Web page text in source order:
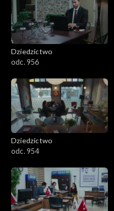
Dziedzictwo
odc. 956
Dziedzictwo
odc. 954